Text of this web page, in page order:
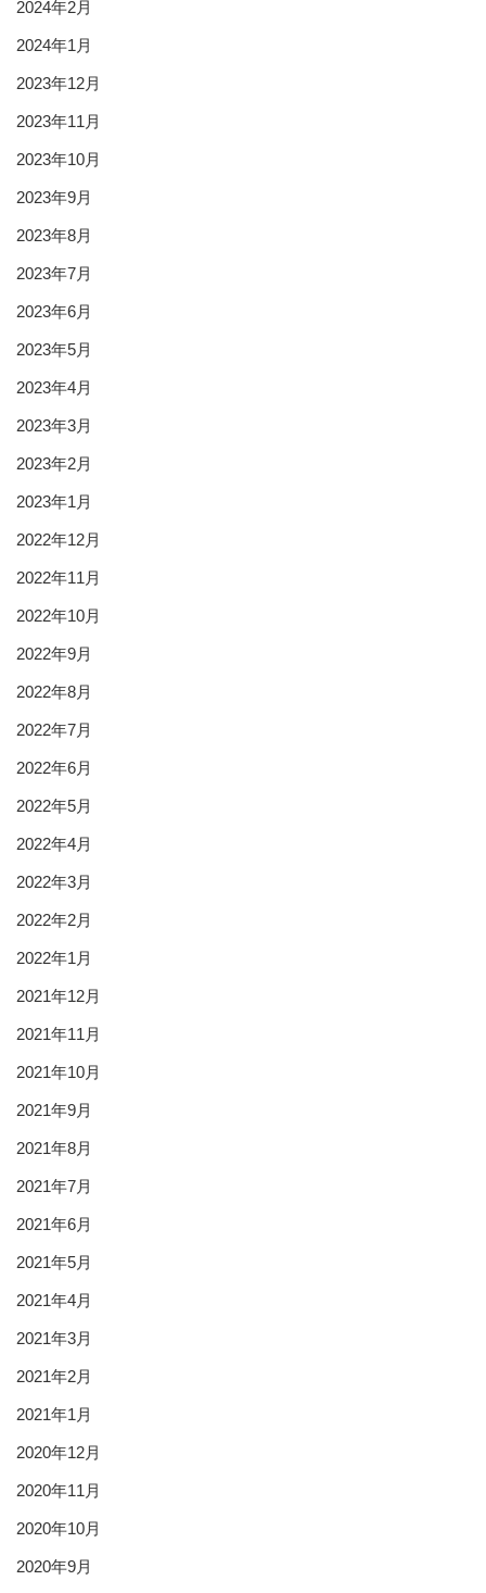
2024年2月
2024年1月
2023年12月
2023年11月
2023年10月
2023年9月
2023年8月
2023年7月
2023年6月
2023年5月
2023年4月
2023年3月
2023年2月
2023年1月
2022年12月
2022年11月
2022年10月
2022年9月
2022年8月
2022年7月
2022年6月
2022年5月
2022年4月
2022年3月
2022年2月
2022年1月
2021年12月
2021年11月
2021年10月
2021年9月
2021年8月
2021年7月
2021年6月
2021年5月
2021年4月
2021年3月
2021年2月
2021年1月
2020年12月
2020年11月
2020年10月
2020年9月